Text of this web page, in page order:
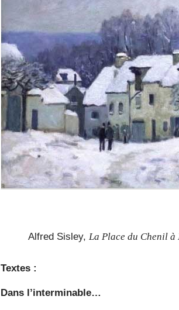
Alfred Sisley, La Place du Chenil
Textes :
Dans l’interminable…